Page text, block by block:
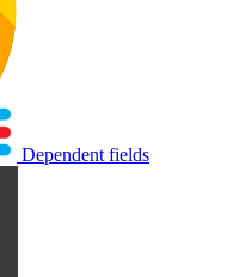
Dependent fields